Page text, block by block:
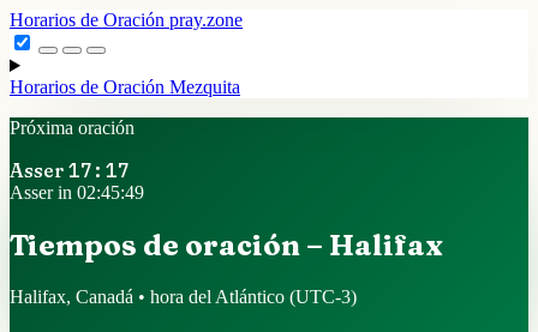
Horarios de Oración pray.zone
Horarios de Oración Mezquita
Próxima oración
Asser 17:17
Asser in 02:45:48
Tiempos de oración – Halifax
Halifax, Canadá • hora del Atlántico (UTC-3)